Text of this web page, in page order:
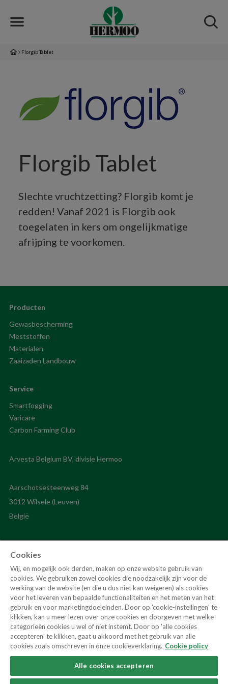
Florgib Tablet
Florgib Tablet
Slechte vruchtzetting? Florgib komt je
redden! Vanaf 2021 is Florgib ook
toegelaten in kers om ongelijkmatige
afrijping te voorkomen.
Producten
Gewasbescherming
Meststoffen
Materialen
Zaaizaden Landbouw
Service
Smartfogging
Varicare
Carbon Farming Club
Aarschotsesteenweg 84
3012 Wilsele (Leuven)
hermoo@hermoo.be
Volg ons
Cookies
Wij, en mogelijk ook derden, maken op onze website gebruik van
cookies. We gebruiken zowel cookies die noodzakelijk zijn voor de
werking van de website (en die u dus niet kan weigeren) als cookies
voor het leveren van bepaalde functionaliteiten en het meten van het
gebruik en voor marketingdoeleinden. Door op 'cookie-instellingen' te
klikken, kan u meer lezen over onze cookies en doorgeven met welke
categorieën cookies u wel of niet instemt. Door op 'alle cookies
accepteren' te klikken, gaat u akkoord met het gebruik van alle
cookies zoals omschreven in onze cookieverklaring. Cookie policy
Alle cookies accepteren